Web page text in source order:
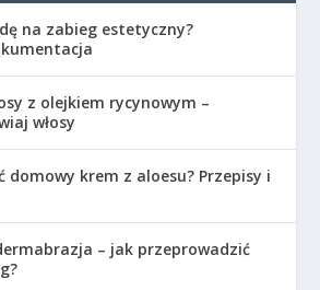
na zabieg estetyczny?
z olejkiem rycynowym –
włosy
domowy krem z aloesu? Przepisy i
– jak przeprowadzić